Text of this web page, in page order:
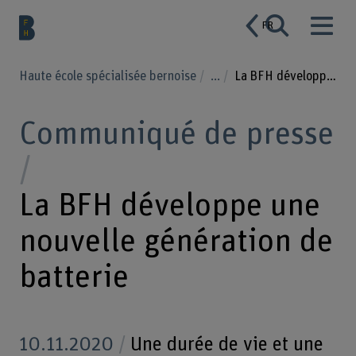
FR
Haute école spécialisée bernoise ... La BFH développe une nouvelle génération de batterie
Communiqué de presse
La BFH développe une
nouvelle génération de
batterie
10.11.2020
Une durée de vie et une